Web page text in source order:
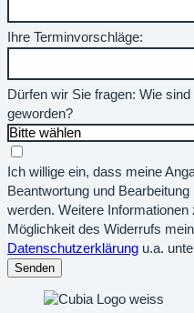
Ihre Terminvorschläge:
Dürfen wir Sie fragen: Wie
geworden?
Ich willige ein, dass meine
Beantwortung und
werden. Weitere
Möglichkeit des Widerrufs
Datenschutzerklärung u.a.
Senden